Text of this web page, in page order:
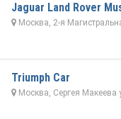
Jaguar Land Rover
Москва, 2-я
Triumph Car
Москва, Сергея Макеева